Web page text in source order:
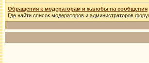
Обращения к модераторам и жалобы на сообщения
Где найти список модераторов и администраторов